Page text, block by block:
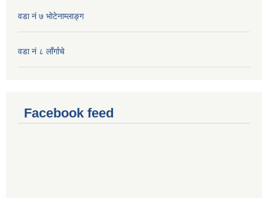
वडा नं ७ भाेटेनाम्लाङ्ग
वडा नं ८ लाँर्गाचे
Facebook feed